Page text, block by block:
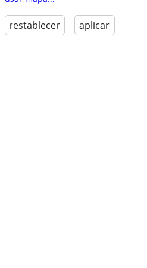
restablecer aplicar